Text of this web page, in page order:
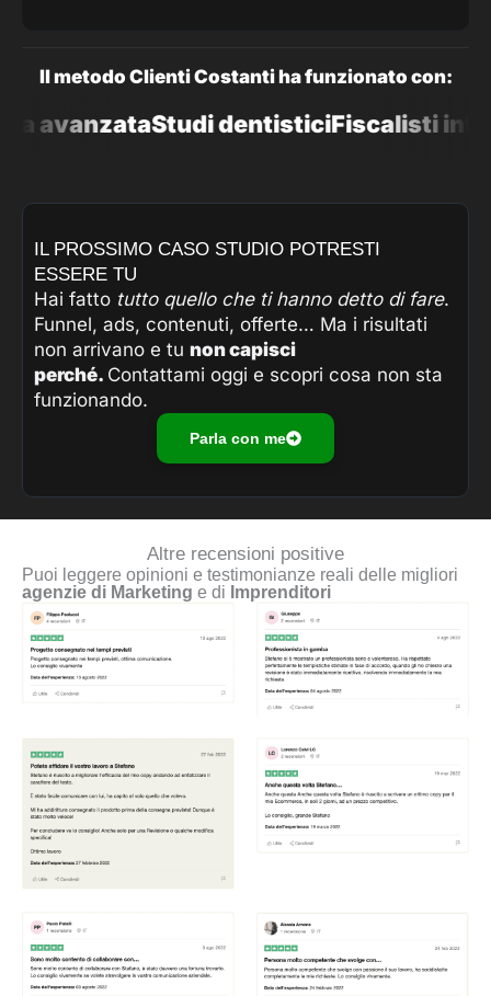
Il metodo Clienti Costanti ha funzionato con:
avanzataStudi dentisticiFiscalisti
IL PROSSIMO CASO STUDIO POTRESTI
ESSERE TU
Hai fatto tutto quello che ti hanno detto di fare.
Funnel, ads, contenuti, offerte… Ma i risultati
non arrivano e tu non capisci
perché. Contattami oggi e scopri cosa non sta
funzionando.
Parla con me
Altre recensioni positive
Puoi leggere opinioni e testimonianze reali delle migliori
agenzie di Marketing e di Imprenditori